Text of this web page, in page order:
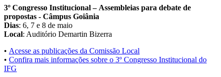
3º Congresso Institucional – Assembleias para debate de
propostas - Câmpus Goiânia
Dias: 6, 7 e 8 de maio
Local: Auditório Demartin Bizerra
• Acesse as publicações da Comissão Local
• Confira mais informações sobre o 3º Congresso Institucional do
IFG